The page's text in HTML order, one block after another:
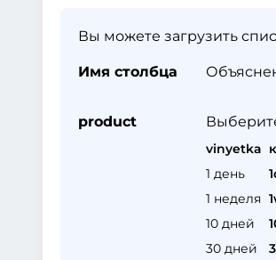
Вы можете загрузить
Имя столбца
product
vinyetka
1 день
1 неделя
10 дней
30 дней